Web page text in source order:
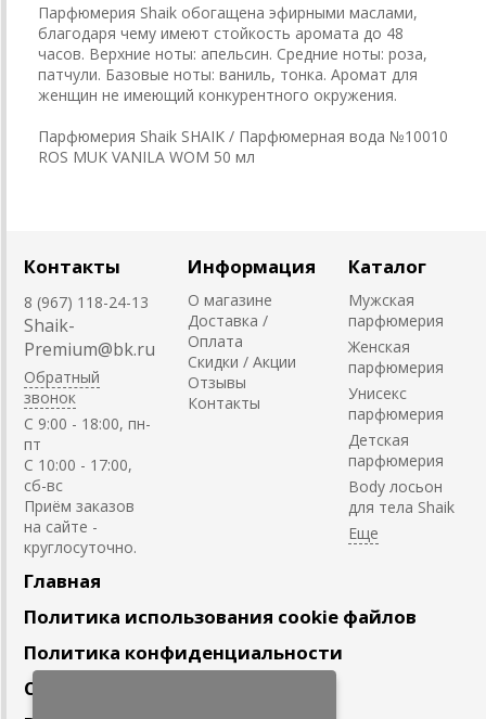
Парфюмерия Shaik обогащена эфирными маслами,
благодаря чему имеют стойкость аромата до 48
часов. Верхние ноты: апельсин. Средние ноты: роза,
патчули. Базовые ноты: ваниль, тонка. Аромат для
женщин не имеющий конкурентного окружения.
Парфюмерия Shaik SHAIK / Парфюмерная вода №10010
ROS MUK VANILA WOM 50 мл
Контакты
8 (967) 118-24-13
Shaik-
Premium@bk.ru
Обратный
звонок
C 9:00 - 18:00, пн-
пт
С 10:00 - 17:00,
сб-вс
Приём заказов
на сайте -
круглосуточно.
Информация
О магазине
Доставка /
Оплата
Скидки / Акции
Отзывы
Контакты
Каталог
Мужская
парфюмерия
Женская
парфюмерия
Унисекс
парфюмерия
Детская
парфюмерия
Body лосьон
для тела Shaik
Главная
Политика использования cookie файлов
Политика конфиденциальности
Сотрудничество